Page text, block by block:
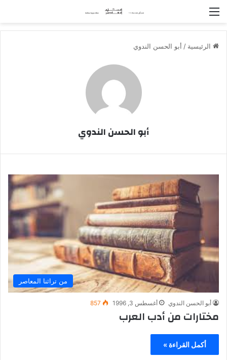
الرئيسية / أبو الحسن الندوي
أبو الحسن الندوي
من تراثنا المعاصر
أبو الحسن الندوي أغسطس 3, 1996 857
مختارات من أدب العرب
أكمل القراءة »